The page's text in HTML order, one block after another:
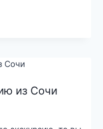
из Сочи